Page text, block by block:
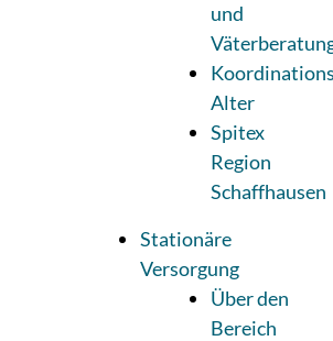
und
Alter
Spitex
Region
Schaffhausen
Stationäre
Versorgung
Über den
Bereich